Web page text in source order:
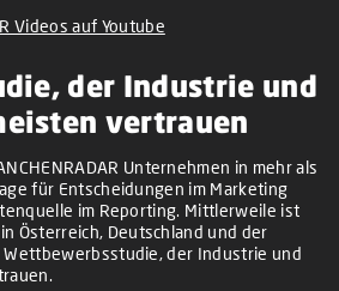
Videos auf Youtube
der Industrie und
vertrauen
Unternehmen in mehr als
für Entscheidungen im Marketing
im Reporting. Mittlerweile ist
Österreich, Deutschland und der
Wettbewerbsstudie, der Industrie und